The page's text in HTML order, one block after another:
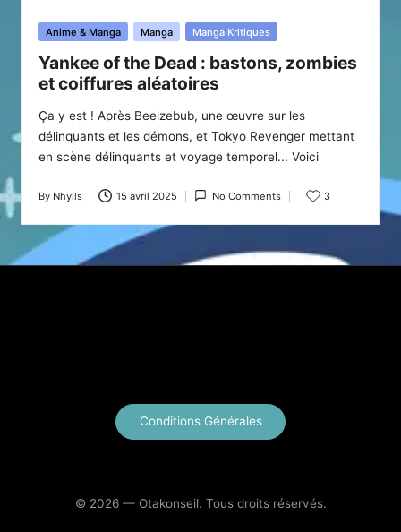
Posted
Anime & Manga Manga Manga Kritiques
Yankee of the Dead : bastons, zombies
et coiffures aléatoires
Ça y est ! Après Beelzebub, une œuvre sur les
délinquants et les démons, et Tokyo Revenger mettant
en scène délinquants et voyage temporel... Voici
Posted
By Nhylls 15 avril 2025 No Comments 3
Conditions Générales
© 2026 — Otakonseil. Tous droits réservés.